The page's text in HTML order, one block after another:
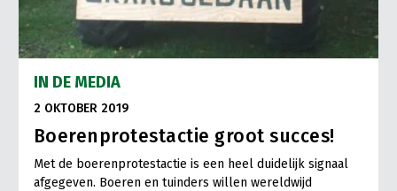
IN DE MEDIA
2 OKTOBER 2019
Boerenprotestactie groot succes!
Met de boerenprotestactie is een heel duidelijk signaal
afgegeven. Boeren en tuinders willen wereldwijd